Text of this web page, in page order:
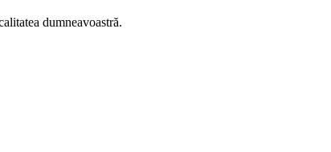
dumneavoastră.